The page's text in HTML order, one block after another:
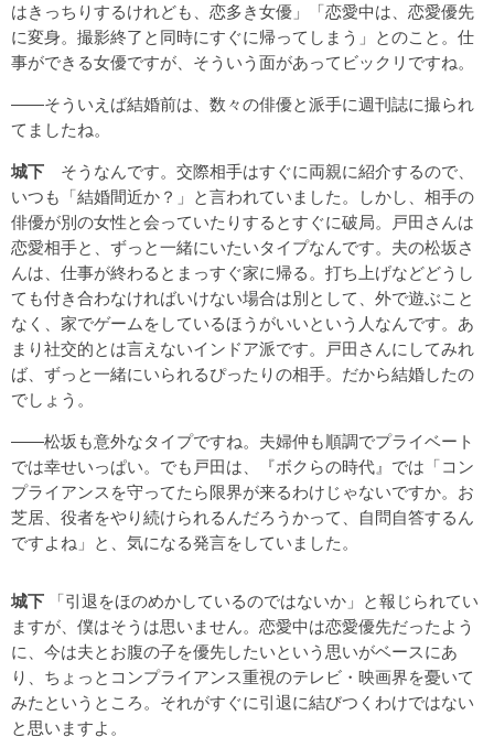
はきっちりするけれども、恋多き女優」「恋愛中は、恋愛優先
に変身。撮影終了と同時にすぐに帰ってしまう」とのこと。仕
事ができる女優ですが、そういう面があってビックリですね。
――そういえば結婚前は、数々の俳優と派手に週刊誌に撮られ
てましたね。
城下 そうなんです。交際相手はすぐに両親に紹介するので、
いつも「結婚間近か？」と言われていました。しかし、相手の
俳優が別の女性と会っていたりするとすぐに破局。戸田さんは
恋愛相手と、ずっと一緒にいたいタイプなんです。夫の松坂さ
んは、仕事が終わるとまっすぐ家に帰る。打ち上げなどどうし
ても付き合わなければいけない場合は別として、外で遊ぶこと
なく、家でゲームをしているほうがいいという人なんです。あ
まり社交的とは言えないインドア派です。戸田さんにしてみれ
ば、ずっと一緒にいられるぴったりの相手。だから結婚したの
でしょう。
――松坂も意外なタイプですね。夫婦仲も順調でプライベート
では幸せいっぱい。でも戸田は、『ボクらの時代』では「コン
プライアンスを守ってたら限界が来るわけじゃないですか。お
芝居、役者をやり続けられるんだろうかって、自問自答するん
ですよね」と、気になる発言をしていました。
城下 「引退をほのめかしているのではないか」と報じられてい
ますが、僕はそうは思いません。恋愛中は恋愛優先だったよう
に、今は夫とお腹の子を優先したいという思いがベースにあ
り、ちょっとコンプライアンス重視のテレビ・映画界を憂いて
みたというところ。それがすぐに引退に結びつくわけではない
と思いますよ。